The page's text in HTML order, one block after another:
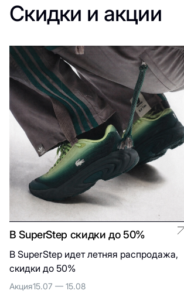
Скидки и акции
В SuperStep скидки до 50%
В SuperStep идет летняя распродажа,
скидки до 50%
Акция15.07 — 15.08